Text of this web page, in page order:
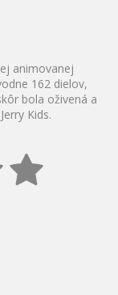
animovanej
162 dielov,
bola oživená a
Kids.